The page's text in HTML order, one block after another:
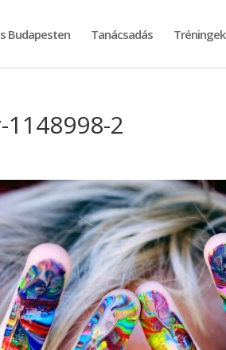
Budapesten Tanácsadás Tréningek
2